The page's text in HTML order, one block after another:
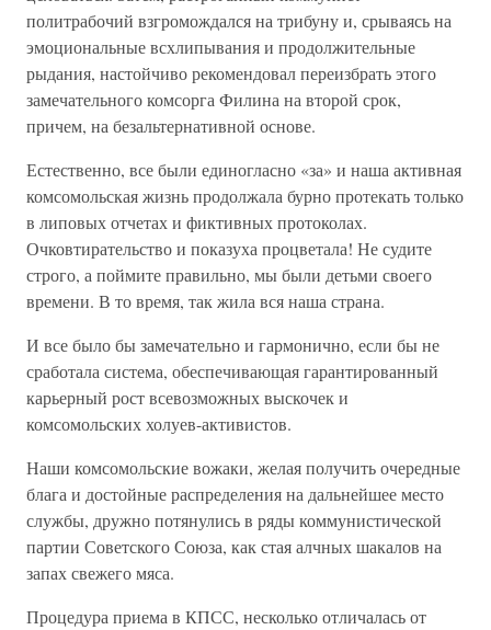
политрабочий взгромождался на трибуну и, срываясь на
эмоциональные всхлипывания и продолжительные
рыдания, настойчиво рекомендовал переизбрать этого
замечательного комсорга Филина на второй срок,
причем, на безальтернативной основе.
Естественно, все были единогласно «за» и наша активная
комсомольская жизнь продолжала бурно протекать только
в липовых отчетах и фиктивных протоколах.
Очковтирательство и показуха процветала! Не судите
строго, а поймите правильно, мы были детьми своего
времени. В то время, так жила вся наша страна.
И все было бы замечательно и гармонично, если бы не
сработала система, обеспечивающая гарантированный
карьерный рост всевозможных выскочек и
комсомольских холуев-активистов.
Наши комсомольские вожаки, желая получить очередные
блага и достойные распределения на дальнейшее место
службы, дружно потянулись в ряды коммунистической
партии Советского Союза, как стая алчных шакалов на
запах свежего мяса.
Процедура приема в КПСС, несколько отличалась от